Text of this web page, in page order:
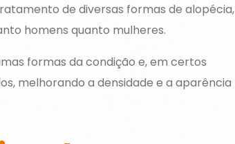
de diversas formas de alopécia,
homens quanto mulheres.
formas da condição e, em certos
melhorando a densidade e a aparência